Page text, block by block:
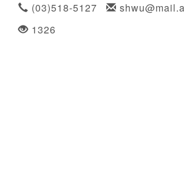
(03)518-5127
1326